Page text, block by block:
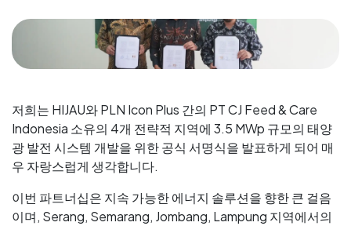
저희는 HIJAU와 PLN Icon Plus 간의 PT CJ Feed & Care
Indonesia 소유의 4개 전략적 지역에 3.5 MWp 규모의 태양
광 발전 시스템 개발을 위한 공식 서명식을 발표하게 되어 매
우 자랑스럽게 생각합니다.
이번 파트너십은 지속 가능한 에너지 솔루션을 향한 큰 걸음
이며, Serang, Semarang, Jombang, Lampung 지역에서의